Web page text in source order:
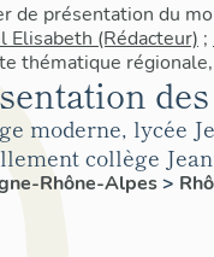
de présentation du
Elisabeth (Rédacteur) ;
thématique
moderne, lycée
collège
Rhône-Alpes>